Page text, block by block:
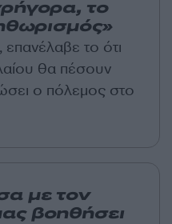
το
το ότι
θα πέσουν
ο πόλεμος στο
με τον
βοηθήσει